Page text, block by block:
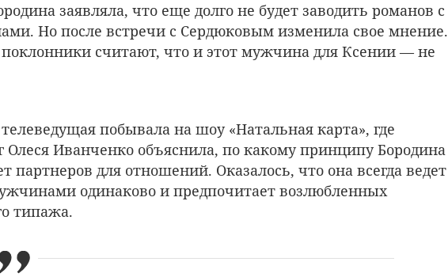
заявляла, что еще долго не будет заводить романов с
Но после встречи с Сердюковым изменила свое мнение.
считают, что и этот мужчина для Ксении — не
побывала на шоу «Натальная карта», где
Олеся Иванченко объяснила, по какому принципу Бородина
партнеров для отношений. Оказалось, что она всегда ведет
одинаково и предпочитает возлюбленных
типажа.